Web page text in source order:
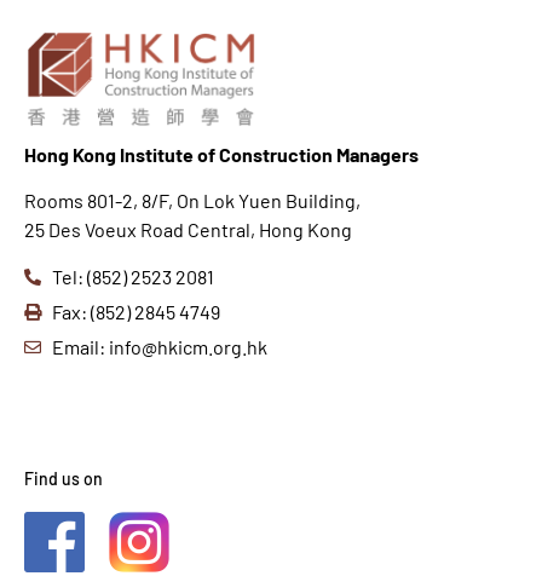
Hong Kong Institute of Construction Managers
Rooms 801-2, 8/F, On Lok Yuen Building,
25 Des Voeux Road Central, Hong Kong
Tel: (852) 2523 2081
Fax: (852) 2845 4749
Email: info@hkicm.org.hk
Find us on